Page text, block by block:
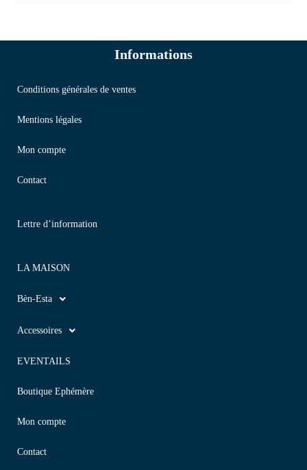
Informations
Conditions générales de ventes
Mentions légales
Mon compte
Contact
Lettre d’information
LA MAISON
Bèn-Esta
Accessoires
EVENTAILS
Boutique Ephémère
Mon compte
Contact